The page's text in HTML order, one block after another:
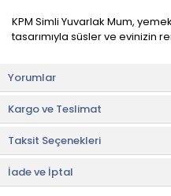
KPM Simli Yuvarlak Mum,
tasarımıyla süsler ve evinizin
alanlar için rahatlıkla
Yaşam alanlarınıza modern
Faydalı Bilgiler & İpuçları
• Blok mumlar alevi olmadan
olarak kullanılabilir.
• Diğer mumlara kıyasla daha
Yorumlar
Kargo ve Teslimat
Taksit Seçenekleri
İade ve İptal